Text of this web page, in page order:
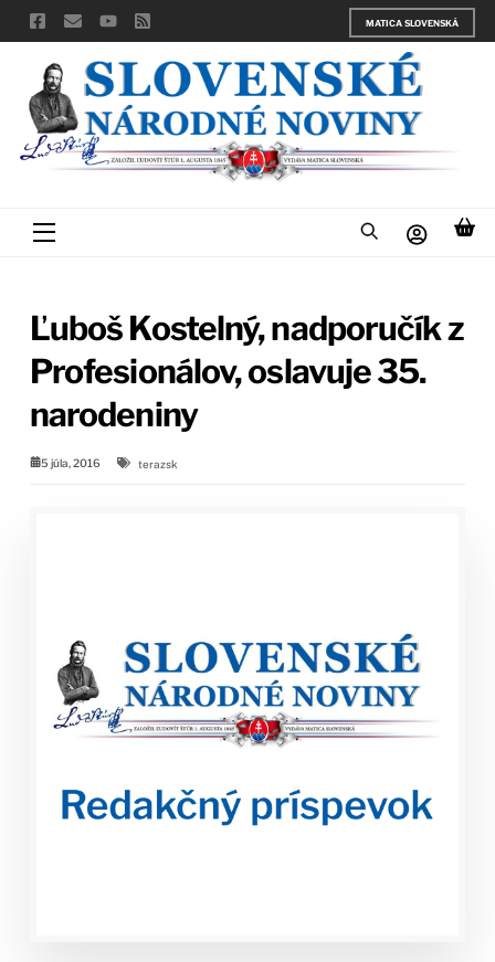
Skip
to
content
MATICA SLOVENSKÁ
Menu
Ľuboš Kostelný, nadporučík z
Profesionálov, oslavuje 35.
narodeniny
5 júla, 2016 terazsk